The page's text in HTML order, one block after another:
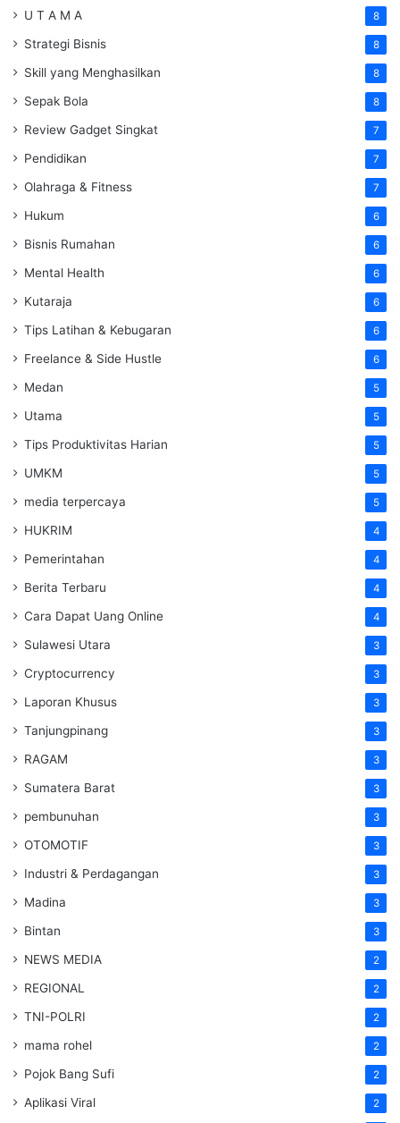
U T A M A 8
Strategi Bisnis 8
Skill yang Menghasilkan 8
Sepak Bola 8
Review Gadget Singkat 7
Pendidikan 7
Olahraga & Fitness 7
Hukum 6
Bisnis Rumahan 6
Mental Health 6
Kutaraja 6
Tips Latihan & Kebugaran 6
Freelance & Side Hustle 6
Medan 5
Utama 5
Tips Produktivitas Harian 5
UMKM 5
media terpercaya 5
HUKRIM 4
Pemerintahan 4
Berita Terbaru 4
Cara Dapat Uang Online 4
Sulawesi Utara 3
Cryptocurrency 3
Laporan Khusus 3
Tanjungpinang 3
RAGAM 3
Sumatera Barat 3
pembunuhan 3
OTOMOTIF 3
Industri & Perdagangan 3
Madina 3
Bintan 3
NEWS MEDIA 2
REGIONAL 2
TNI-POLRI 2
mama rohel 2
Pojok Bang Sufi 2
Aplikasi Viral 2